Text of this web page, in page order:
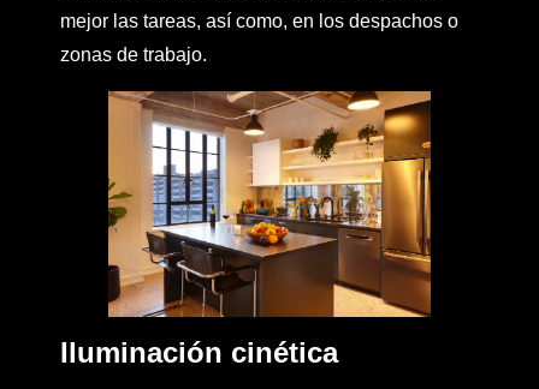
mejor las tareas, así como, en los despachos o
zonas de trabajo.
Iluminación cinética